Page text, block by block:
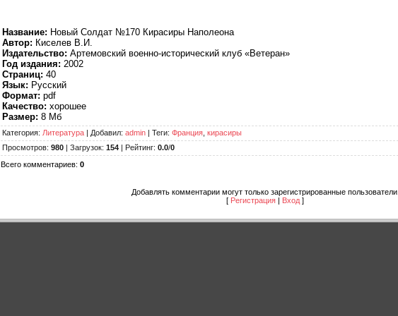
Название: Новый Солдат №170 Кирасиры Наполеона
Автор: Киселев В.И.
Издательство: Артемовский военно-исторический клуб «Ветеран»
Год издания: 2002
Страниц: 40
Язык: Русский
Формат: pdf
Качество: хорошее
Размер: 8 Мб
Категория: Литература | Добавил: admin | Теги: Франция кирасиры
Просмотров: 980 | Загрузок: 154 | Рейтинг: 0.0/0
Всего комментариев: 0
Добавлять комментарии могут только зарегистрированные пользователи.
[ Регистрация | Вход ]